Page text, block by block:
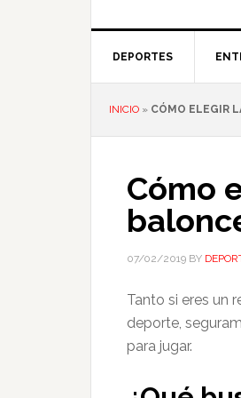
DEPORTES
INICIO » CÓMO ELEGIR
Cómo
07/02/2019 BY
Tanto si eres un
deporte,
para jugar.